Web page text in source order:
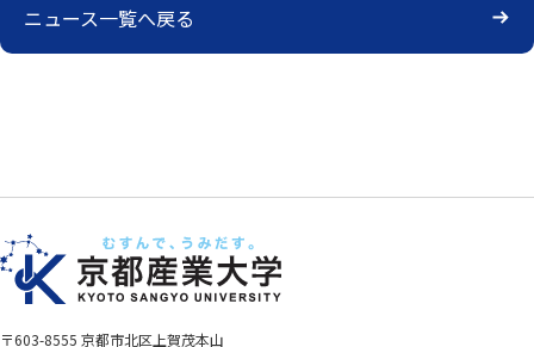
ニュース一覧へ戻る
〒603-8555 京都市北区上賀茂本山